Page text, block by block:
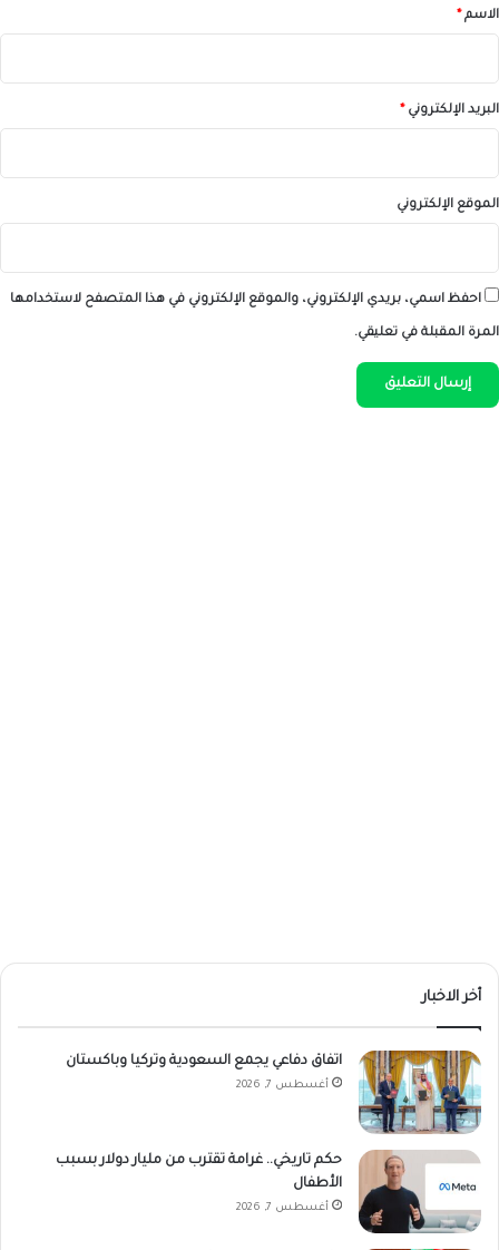
*الاسم*
البريد الإلكتروني*
الموقع الإلكتروني
احفظ اسمي، بريدي الإلكتروني، والموقع الإلكتروني في هذا المتصفح لاستخدامها
المرة المقبلة في تعليقي.
أخر الاخبار
اتفاق دفاعي يجمع السعودية وتركيا وباكستان
أغسطس 7, 2026
حكم تاريخي.. غرامة تقترب من مليار دولار بسبب
الأطفال
أغسطس 7, 2026